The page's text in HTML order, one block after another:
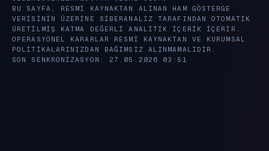
BU SAYFA, RESMI KAYNAKTAN ALINAN HAM GÖSTERGE
VERISININ ÜZERINE SIBERANALIZ TARAFINDAN OTOMATIK
ÜRETILMIŞ KATMA DEĞERLI ANALITIK IÇERIK IÇERIR.
OPERASYONEL KARARLAR RESMI KAYNAKTAN VE KURUMSAL
POLITIKALARINIZDAN BAĞIMSIZ ALINMAMALIDIR.
SON SENKRONIZASYON: 27.05.2026 03:51